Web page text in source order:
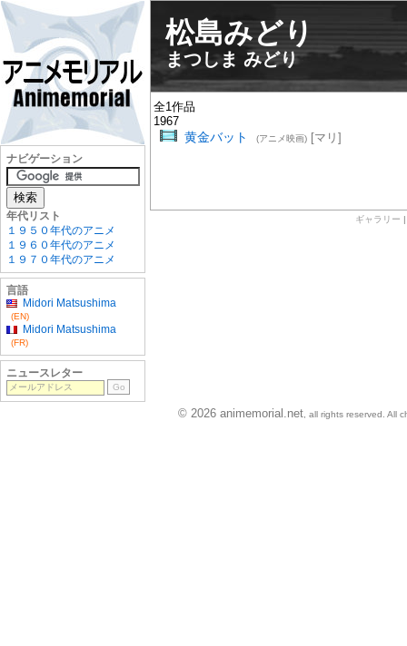
松島みどり
まつしま みどり
全1作品
1967
黄金バット (アニメ映画)[マリ]
ギャラリー
ナビゲーション
年代リスト
１９５０年代のアニメ
１９６０年代のアニメ
１９７０年代のアニメ
言語
Midori Matsushima
(EN)
Midori Matsushima
(FR)
ニュースレター
© 2026 animemorial.net , all rights reserved. All